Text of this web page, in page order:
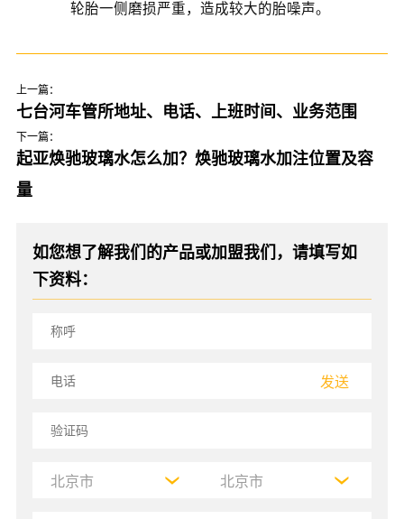
轮胎一侧磨损严重，造成较大的胎噪声。
上一篇：
七台河车管所地址、电话、上班时间、业务范围
下一篇：
起亚焕驰玻璃水怎么加？焕驰玻璃水加注位置及容
量
如您想了解我们的产品或加盟我们，请填写如
下资料：
发送